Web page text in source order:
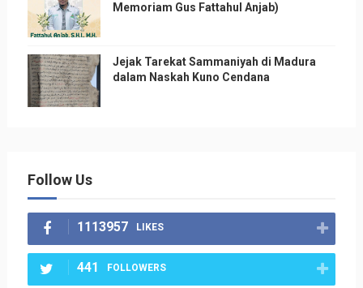
Memoriam Gus Fattahul Anjab)
Jejak Tarekat Sammaniyah di Madura
dalam Naskah Kuno Cendana
Follow Us
1113957 LIKES
441 FOLLOWERS